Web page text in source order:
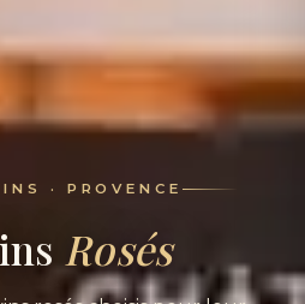
· PROVENCE
Rosés